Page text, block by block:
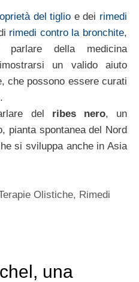
del tiglio e dei rimedi
rimedi contro la bronchite,
parlare della medicina
un valido aiuto
che possono essere curati
del
ribes nero, un
pianta spontanea del Nord
si sviluppa anche in Asia
Olistiche, Rimedi
una